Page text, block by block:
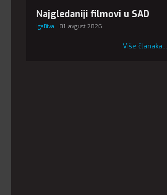
Najgledaniji filmovi u SAD
IgaBiva 01. avgust 2026.
Više članaka...